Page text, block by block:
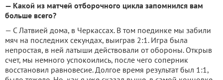
— Какой из матчей отборочного цикла запомнился вам
больше всего?
— С Латвией дома, в Черкассах. В том поединке мы забили
мяч на последних секундах, выиграв 2:1. Игра была
непростая, в ней латыши действовали от обороны. Открыв
счет, мы немного успокоились, после чего соперник
восстановил равновесие. Долгое время результат был 1:1,